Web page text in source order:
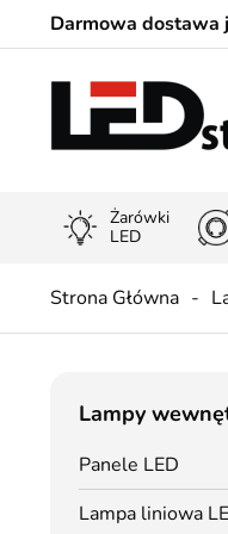
Darmowa dostawa
Żarówki
LED
Strona Główna
Lampy
Panele LED
Lampa liniowa